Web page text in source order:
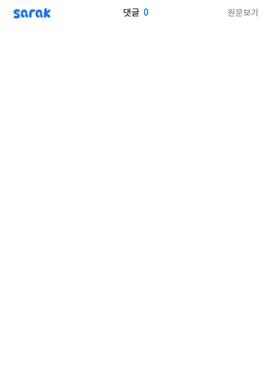
sarak 댓글 0 원문보기